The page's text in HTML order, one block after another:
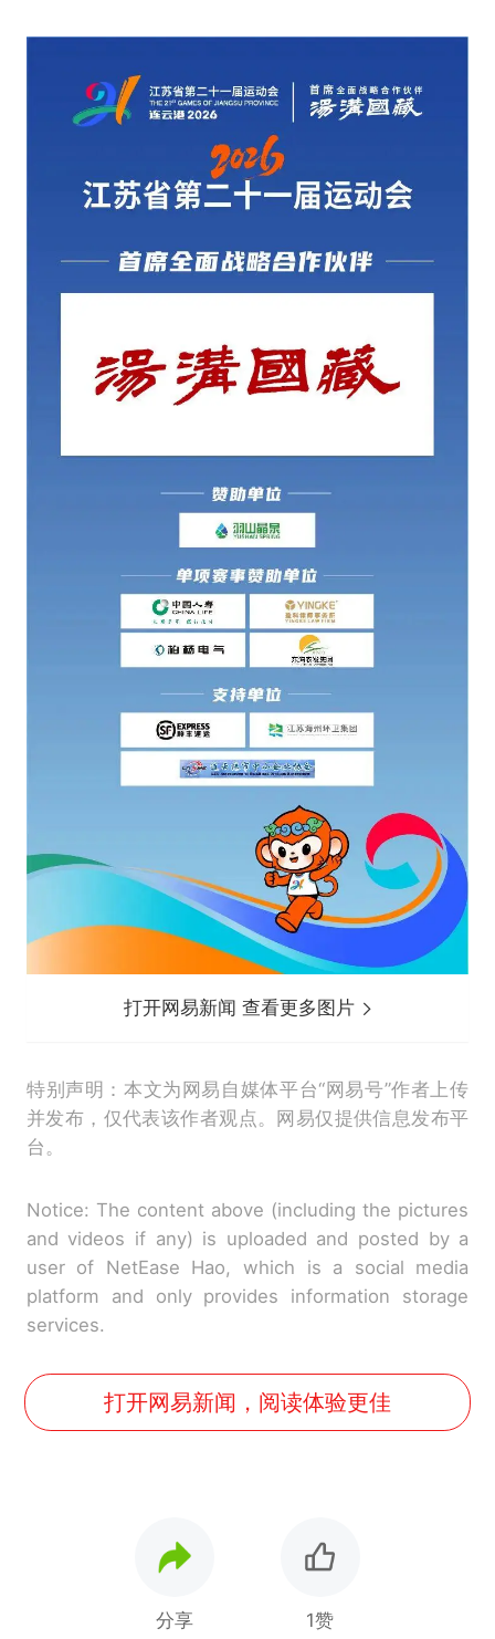
打开网易新闻 查看更多图片
特别声明：本文为网易自媒体平台“网易号”作者上传
并发布，仅代表该作者观点。网易仅提供信息发布平
台。
Notice: The content above (including the pictures
and videos if any) is uploaded and posted by a
user of NetEase Hao, which is a social media
platform and only provides information storage
services.
打开网易新闻，阅读体验更佳
分享 1赞